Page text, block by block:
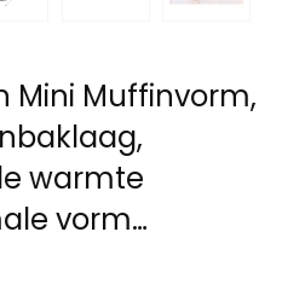
Mini Muffinvorm,
warmte
vorm…